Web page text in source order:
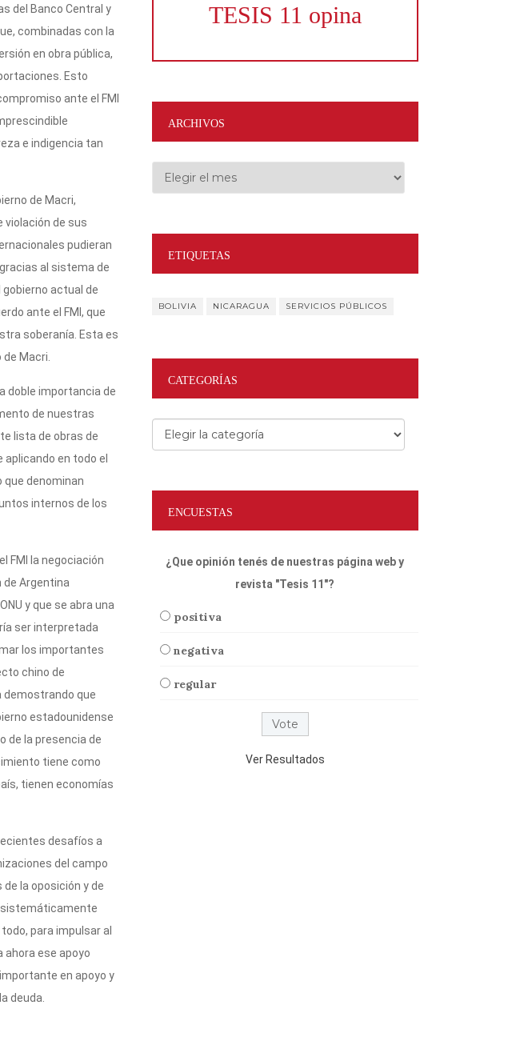
del Banco Central y
combinadas con la
en obra pública,
Esto
ante el FMI
e indigencia tan
de Macri,
violación de sus
pudieran
al sistema de
gobierno actual de
ante el FMI, que
soberanía. Esta es
Macri.
doble importancia de
de nuestras
lista de obras de
en todo el
denominan
internos de los
FMI la negociación
de Argentina
y que se abra una
ser interpretada
los importantes
chino de
demostrando que
estadounidense
de la presencia de
tiene como
tienen economías
desafíos a
del campo
la oposición y de
sistemáticamente
para impulsar al
ese apoyo
en apoyo y
deuda.
TESIS 11 opina
ARCHIVOS
Archivos
ETIQUETAS
BOLIVIA NICARAGUA SERVICIOS PÚBLICOS
CATEGORÍAS
Categorías
ENCUESTAS
¿Que opinión tenés de nuestras página web y
revista "Tesis 11"?
positiva
negativa
regular
Ver Resultados